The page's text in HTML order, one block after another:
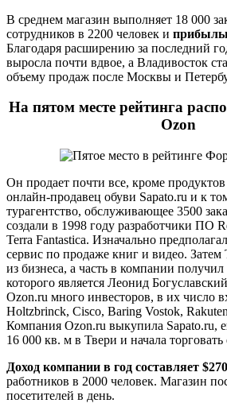
В среднем магазин выполняет 18 000
сотрудников в 2200 человек и
Благодаря расширению за последний
выросла почти вдвое, а Владивосток
объему продаж после Москвы и
На пятом месте рейтинга
Ozon
Он продает почти все, кроме
онлайн-продавец обуви Sapato.ru и к
турагентство, обслуживающее 3500
создали в 1998 году разработчики ПО
Terra Fantastica. Изначально
сервис по продаже книг и видео. Затем
из бизнеса, а часть в компании
которого является Леонид
Ozon.ru много инвесторов, в их число
Holtzbrinck, Cisco, Baring Vostok,
Компания Ozon.ru выкупила Sapato.ru,
16 000 кв. м в Твери и начала
Доход компании в год составляет
работников в 2000 человек. Магазин
посетителей в день.